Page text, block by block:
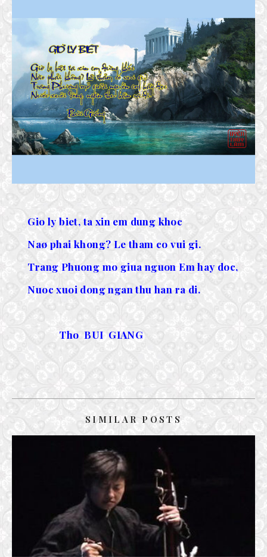
Gio ly biet, ta xin em dung khoc
Naø phai khong? Le tham co vui gi.
Trang Phuong mo giua nguon Em hay doc,
Nuoc xuoi dong ngan thu han ra di.
Tho BUI GIANG
SIMILAR POSTS
TIẾNG ĐÀN XƯA & GÃ ÔM ĐÀN
26 September, 2018